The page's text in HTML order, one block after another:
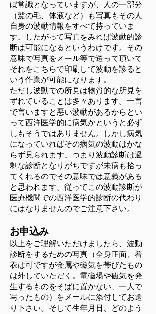
ぼ常識となっていますが、人の一部分
（髪の毛、体液など）も写真もその人
自身の波動情報をすべて持っていま
す。したがって写真をみれば波動的診
断は可能になるというわけです。その
意味で写真をメール等で送って頂いて
それをこちらで印刷して波動を診ると
いう作業が可能になります。
ただし波動での所見は物質的な所見を
ずれていることは多々あります。一言
で言いますと悪い波動があるからとい
って西洋医学的に病気かというと必ず
しもそうではありません。しかし病気
になっていればその病気の波動はかな
らず見られます。つまり波動診断は過
剰な診断となりがちですが未病も拾っ
てくれるのでその意味では意義がある
と思われます。従ってこの波動診断が
医療機関での西洋医学的診断の代わり
にはなりませんのでご注意下さい。
お申込み
以上をご理解いただけましたら、波動
診断をするための写真（全身正面、着
衣は可ですが金属や磁気を帯びたもの
は外していただく。電磁場や磁気を発
生するものをそばに置かない、一人で
写ったもの）をメールに添付してお送
り下さい。そして生年月日、どのよう